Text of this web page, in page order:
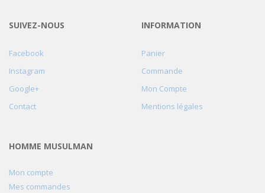
SUIVEZ-NOUS
Facebook
Instagram
Google+
Contact
INFORMATION
Panier
Commande
Mon Compte
Mentions légales
HOMME MUSULMAN
Mon compte
Mes commandes